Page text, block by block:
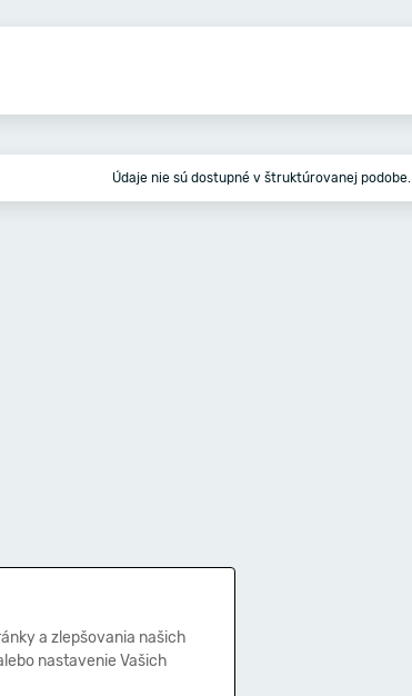
Údaje nie sú dostupné v štruktúrovanej podobe.
a zlepšovania našich
nastavenie Vašich